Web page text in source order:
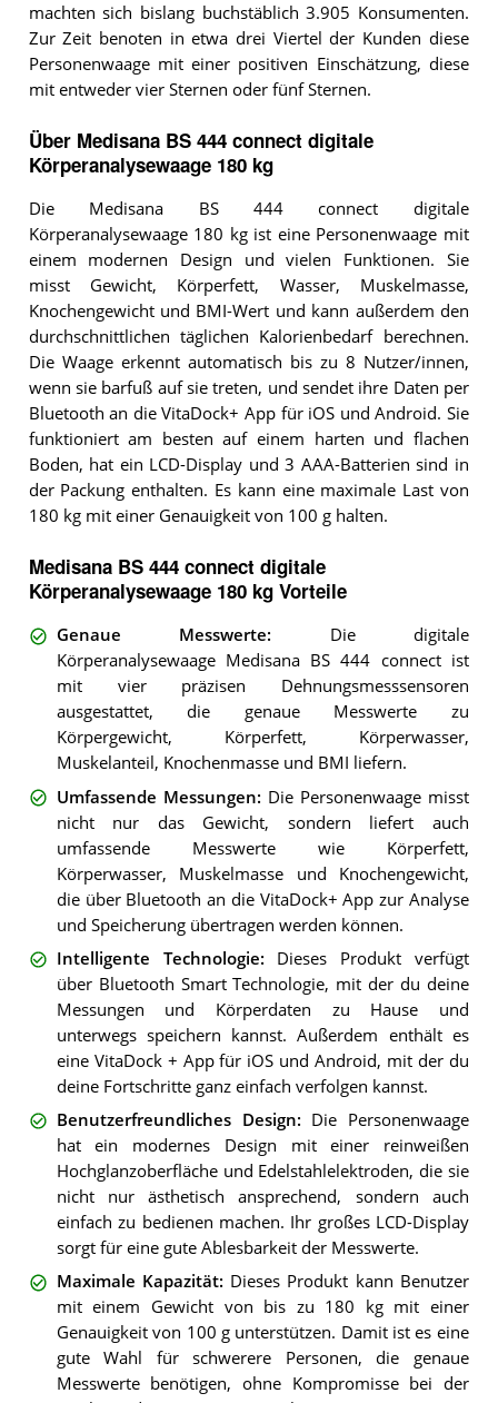
machten sich bislang buchstäblich 3.905 Konsumenten.
Zur Zeit benoten in etwa drei Viertel der Kunden diese
Personenwaage mit einer positiven Einschätzung, diese
mit entweder vier Sternen oder fünf Sternen.
Über Medisana BS 444 connect digitale
Körperanalysewaage 180 kg
Die Medisana BS 444 connect digitale
Körperanalysewaage 180 kg ist eine Personenwaage mit
einem modernen Design und vielen Funktionen. Sie
misst Gewicht, Körperfett, Wasser, Muskelmasse,
Knochengewicht und BMI-Wert und kann außerdem den
durchschnittlichen täglichen Kalorienbedarf berechnen.
Die Waage erkennt automatisch bis zu 8 Nutzer/innen,
wenn sie barfuß auf sie treten, und sendet ihre Daten per
Bluetooth an die VitaDock+ App für iOS und Android. Sie
funktioniert am besten auf einem harten und flachen
Boden, hat ein LCD-Display und 3 AAA-Batterien sind in
der Packung enthalten. Es kann eine maximale Last von
180 kg mit einer Genauigkeit von 100 g halten.
Medisana BS 444 connect digitale
Körperanalysewaage 180 kg Vorteile
Genaue Messwerte: Die digitale
Körperanalysewaage Medisana BS 444 connect ist
mit vier präzisen Dehnungsmesssensoren
ausgestattet, die genaue Messwerte zu
Körpergewicht, Körperfett, Körperwasser,
Muskelanteil, Knochenmasse und BMI liefern.
Umfassende Messungen: Die Personenwaage misst
nicht nur das Gewicht, sondern liefert auch
umfassende Messwerte wie Körperfett,
Körperwasser, Muskelmasse und Knochengewicht,
die über Bluetooth an die VitaDock+ App zur Analyse
und Speicherung übertragen werden können.
Intelligente Technologie: Dieses Produkt verfügt
über Bluetooth Smart Technologie, mit der du deine
Messungen und Körperdaten zu Hause und
unterwegs speichern kannst. Außerdem enthält es
eine VitaDock + App für iOS und Android, mit der du
deine Fortschritte ganz einfach verfolgen kannst.
Benutzerfreundliches Design: Die Personenwaage
hat ein modernes Design mit einer reinweißen
Hochglanzoberfläche und Edelstahlelektroden, die sie
nicht nur ästhetisch ansprechend, sondern auch
einfach zu bedienen machen. Ihr großes LCD-Display
sorgt für eine gute Ablesbarkeit der Messwerte.
Maximale Kapazität: Dieses Produkt kann Benutzer
mit einem Gewicht von bis zu 180 kg mit einer
Genauigkeit von 100 g unterstützen. Damit ist es eine
gute Wahl für schwerere Personen, die genaue
Messwerte benötigen, ohne Kompromisse bei der